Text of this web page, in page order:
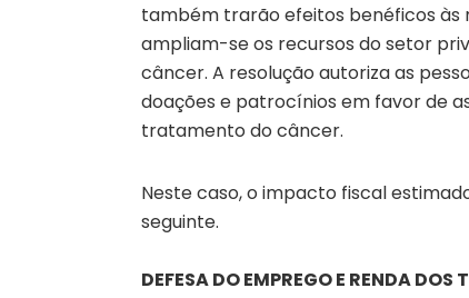
também trarão efeitos benéficos às
ampliam-se os recursos do setor
câncer. A resolução autoriza as
doações e patrocínios em favor de
tratamento do câncer.
Neste caso, o impacto fiscal
seguinte.
DEFESA DO EMPREGO E RENDA DOS